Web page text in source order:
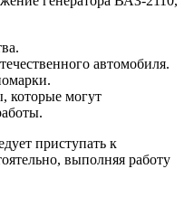
автомобиля.
которые могут
приступать к
выполняя работу